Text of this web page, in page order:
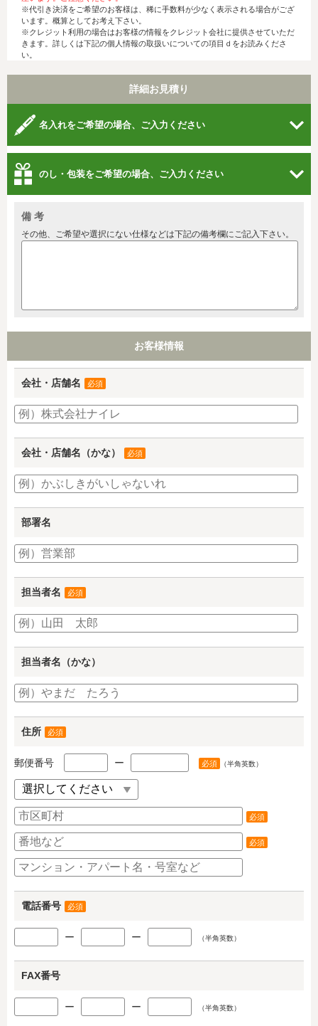
※代引き決済をご希望のお客様は、稀に手数料が少なく表示される場合がござ
います。概算としてお考え下さい。
※クレジット利用の場合はお客様の情報をクレジット会社に提供させていただ
きます。詳しくは下記の個人情報の取扱いについての項目ｄをお読みくださ
い。
詳細お見積り
名入れをご希望の場合、ご入力ください
のし・包装をご希望の場合、ご入力ください
備 考
その他、ご希望や選択にない仕様などは下記の備考欄にご記入下さい。
お客様情報
会社・店舗名 必須
会社・店舗名（かな） 必須
部署名
担当者名 必須
担当者名（かな）
住所 必須
郵便番号 ー 必須 （半角英数）
必須
必須
電話番号 必須
ー ー （半角英数）
FAX番号
ー ー （半角英数）